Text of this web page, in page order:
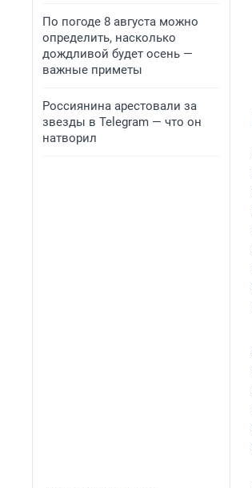
По погоде 8 августа можно
определить, насколько
дождливой будет осень —
важные приметы
Россиянина арестовали за
звезды в Telegram — что он
натворил